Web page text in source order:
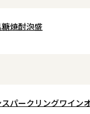
焼酎泡盛
スパークリングワイン